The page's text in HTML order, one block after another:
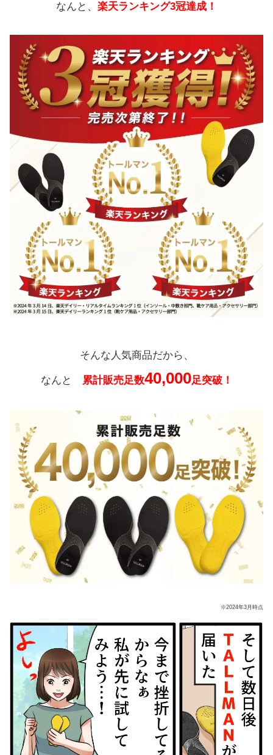
なんと、 楽天ランキング3冠達成！
そんな人気商品だから、
なんと 累計販売足数40,000足突破！
※2024年3月時点